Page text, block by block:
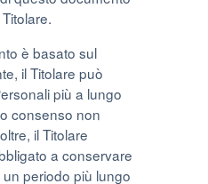
è basato sul
il Titolare può
più a lungo
consenso non
il Titolare
a conservare
periodo più lungo